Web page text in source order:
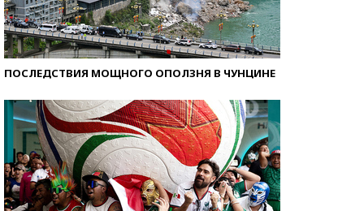
ПОСЛЕДСТВИЯ МОЩНОГО ОПОЛЗНЯ В ЧУНЦИНЕ